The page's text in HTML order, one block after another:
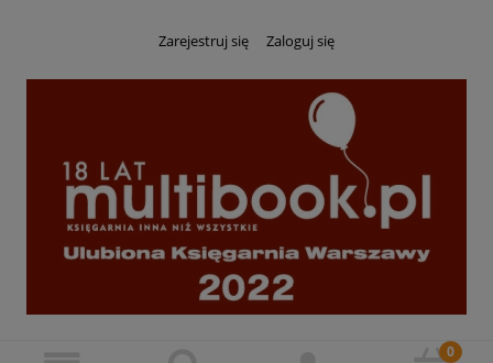
Zarejestruj się Zaloguj się